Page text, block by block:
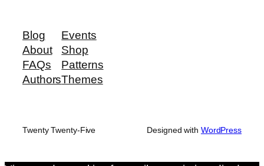
Blog
About
FAQs
Authors
Events
Shop
Patterns
Themes
Twenty Twenty-Five Designed with WordPress